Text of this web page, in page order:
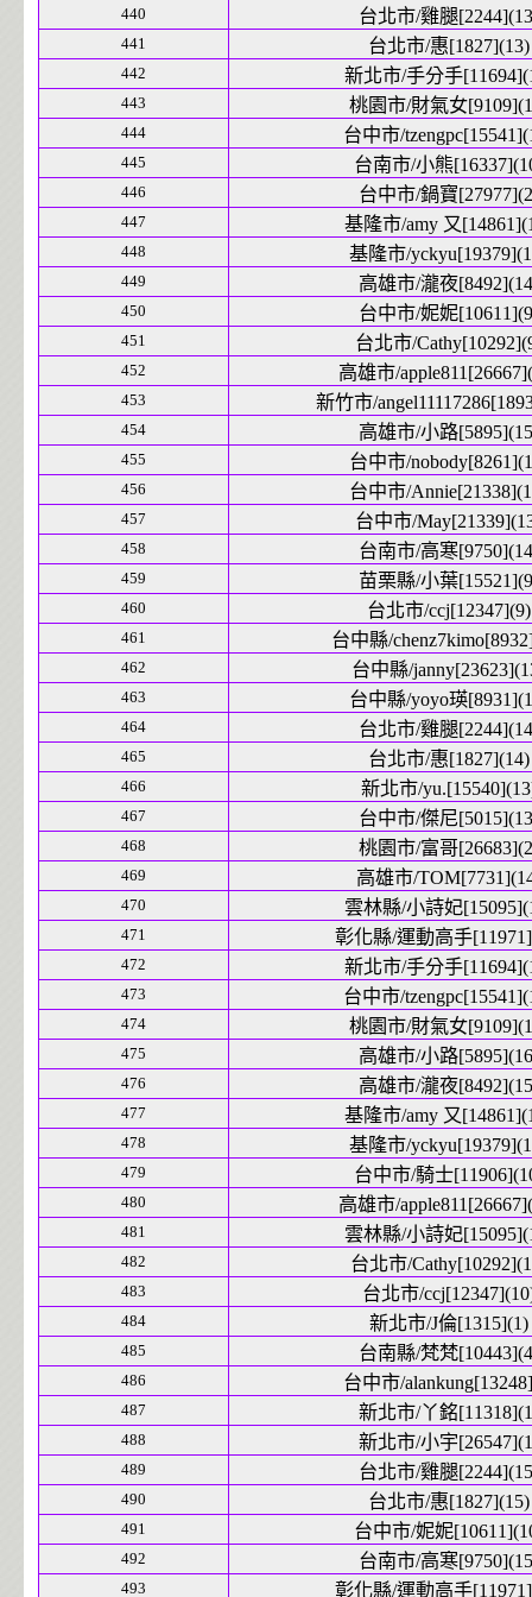
440 台北市/雞腿
441 台北市/惠[1827](13)
442 新北市/手分手
443 桃園市/財氣女
444 台中市/
445 台南市/小熊
446 台中市/鍋寶
447 基隆市/amy 又
448 基隆市/
449 高雄市/瀧夜
450 台中市/妮妮
451 台北市/
452 高雄市/
453 新竹市/
454 高雄市/小路
455 台中市/
456 台中市/
457 台中市/
458 台南市/高寒
459 苗栗縣/小葉
460 台北市/ccj[12347](9)
461 台中縣/
462 台中縣/
463 台中縣/yoyo瑛
464 台北市/雞腿
465 台北市/惠[1827](14)
466 新北市/
467 台中市/傑尼
468 桃園市/富哥
469 高雄市/
470 雲林縣/小詩妃
471 彰化縣/運動高手
472 新北市/手分手
473 台中市/
474 桃園市/財氣女
475 高雄市/小路
476 高雄市/瀧夜
477 基隆市/amy 又
478 基隆市/
479 台中市/騎士
480 高雄市/
481 雲林縣/小詩妃
482 台北市/
483 台北市/
484 新北市/J倫[1315](1)
485 台南縣/梵梵
486 台中市/
487 新北市/丫銘
488 新北市/小宇
489 台北市/雞腿
490 台北市/惠[1827](15)
491 台中市/妮妮
492 台南市/高寒
493 彰化縣/運動高手